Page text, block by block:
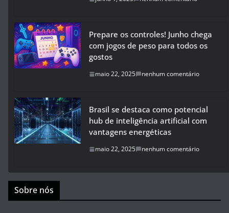
Prepare os controles! Junho chega
com jogos de peso para todos os
gostos
maio 22, 2025 nenhum comentário
Brasil se destaca como potencial
hub de inteligência artificial com
vantagens energéticas
maio 22, 2025 nenhum comentário
Sobre nós